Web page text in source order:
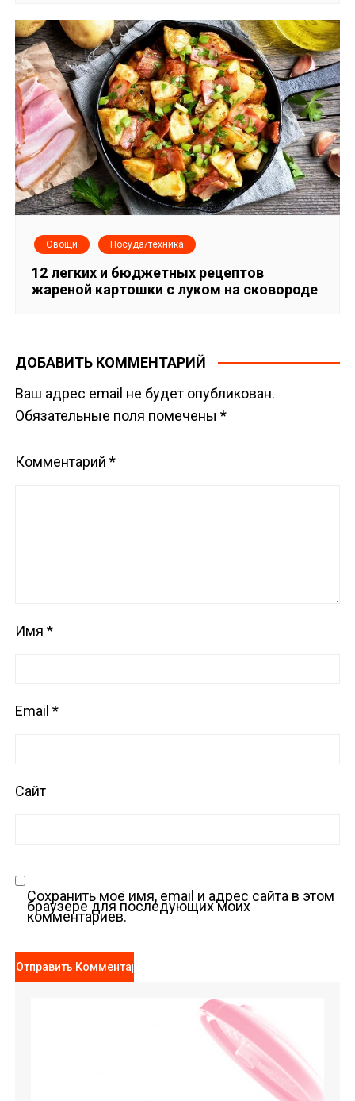
Овощи Посуда/техника
12 легких и бюджетных рецептов
жареной картошки с луком на сковороде
ДОБАВИТЬ КОММЕНТАРИЙ
Ваш адрес email не будет опубликован.
Обязательные поля помечены*
Комментарий*
Имя*
Email*
Сайт
Сохранить моё имя, email и адрес сайта в этом
браузере для последующих моих
комментариев.